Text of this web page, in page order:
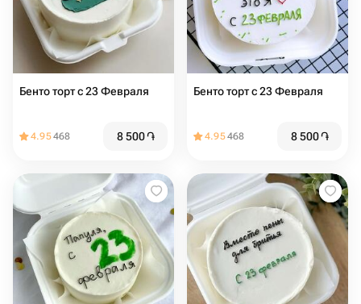
Бенто торт с 23 Февраля
4.95468 8 500֏
Бенто торт с 23 Февраля
4.95468 8 500֏